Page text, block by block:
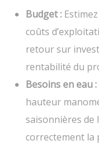
Budget :
coûts
retour sur
rentabilité du
Besoins en eau :
hauteur
saisonnières de
correctement la